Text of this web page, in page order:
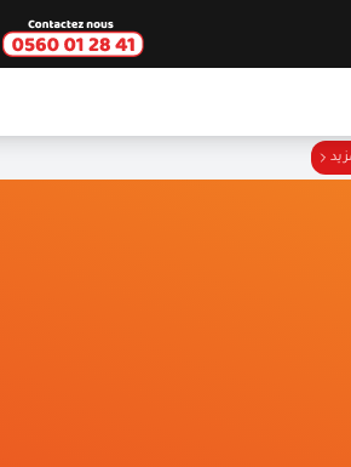
Ecoute client